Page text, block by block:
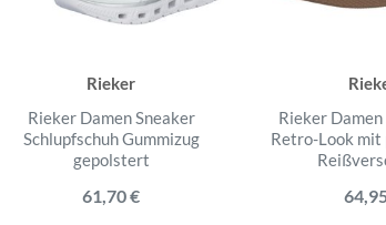
Rieker
Rieker Damen Sneaker
Schlupfschuh Gummizug
gepolstert
61,70 €
Rieker
Retro-Look